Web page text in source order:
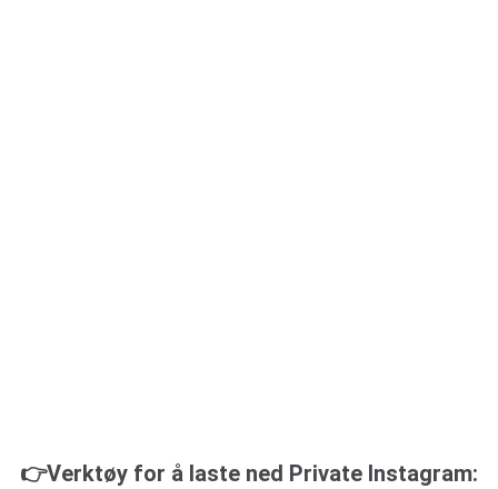
👉Verktøy for å laste ned Private Instagram: